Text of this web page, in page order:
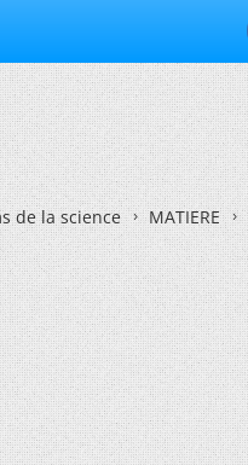
de la science MATIERE